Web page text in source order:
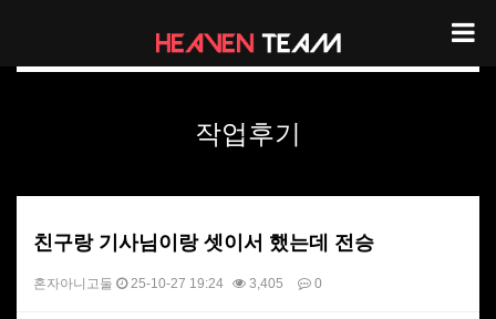
작업후기
친구랑 기사님이랑 셋이서 했는데 전승
혼자아니고둘 25-10-27 19:24 3,405 0